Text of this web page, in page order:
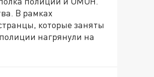
В рамках
которые заняты
нагрянули на